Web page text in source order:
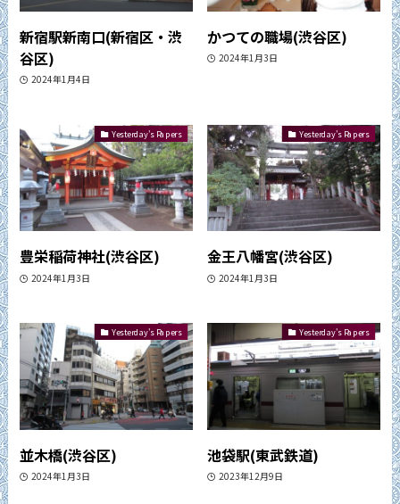
新宿駅新南口(新宿区・渋
谷区)
2024年1月4日
かつての職場(渋谷区)
2024年1月3日
Yesterday's Papers
豊栄稲荷神社(渋谷区)
2024年1月3日
Yesterday's Papers
金王八幡宮(渋谷区)
2024年1月3日
Yesterday's Papers
並木橋(渋谷区)
2024年1月3日
Yesterday's Papers
池袋駅(東武鉄道)
2023年12月9日